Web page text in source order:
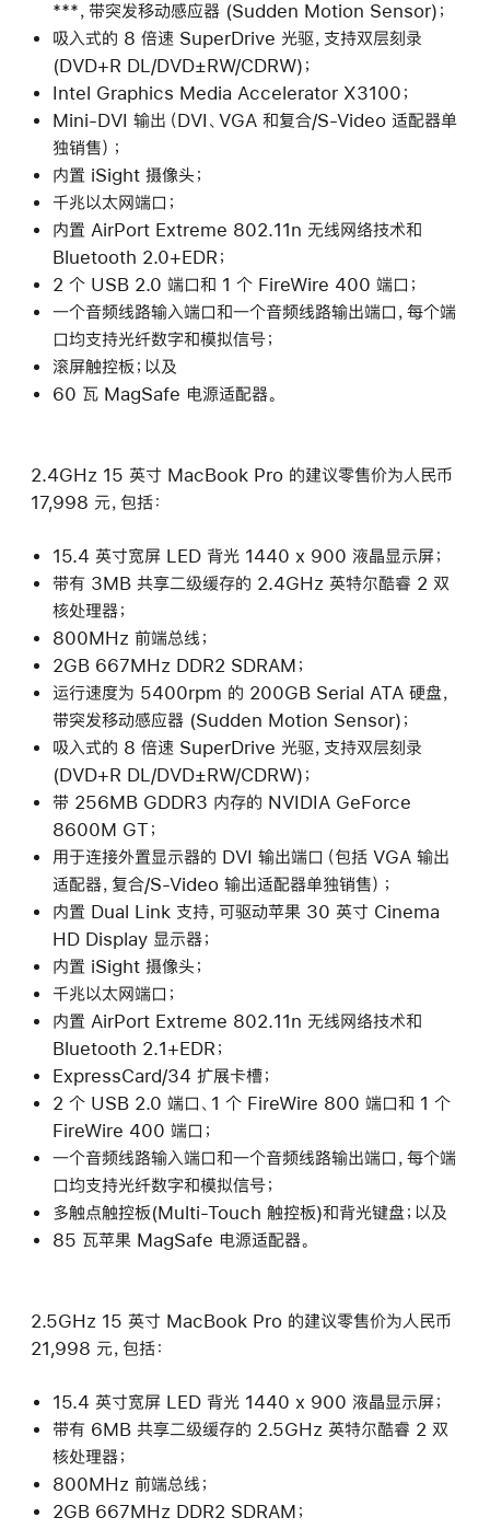
***，带突发移动感应器 (Sudden Motion Sensor)；
吸入式的 8 倍速 SuperDrive 光驱，支持双层刻录
(DVD+R DL/DVD±RW/CDRW)；
Intel Graphics Media Accelerator X3100；
Mini-DVI 输出（DVI、VGA 和复合/S-Video 适配器单
独销售）；
内置 iSight 摄像头；
千兆以太网端口；
内置 AirPort Extreme 802.11n 无线网络技术和
Bluetooth 2.0+EDR；
2 个 USB 2.0 端口和 1 个 FireWire 400 端口；
一个音频线路输入端口和一个音频线路输出端口，每个端
口均支持光纤数字和模拟信号；
滚屏触控板；以及
60 瓦 MagSafe 电源适配器。
2.4GHz 15 英寸 MacBook Pro 的建议零售价为人民币
17,998 元，包括：
15.4 英寸宽屏 LED 背光 1440 x 900 液晶显示屏；
带有 3MB 共享二级缓存的 2.4GHz 英特尔酷睿 2 双
核处理器；
800MHz 前端总线；
2GB 667MHz DDR2 SDRAM；
运行速度为 5400rpm 的 200GB Serial ATA 硬盘，
带突发移动感应器 (Sudden Motion Sensor)；
吸入式的 8 倍速 SuperDrive 光驱，支持双层刻录
(DVD+R DL/DVD±RW/CDRW)；
带 256MB GDDR3 内存的 NVIDIA GeForce
8600M GT；
用于连接外置显示器的 DVI 输出端口（包括 VGA 输出
适配器，复合/S-Video 输出适配器单独销售）；
内置 Dual Link 支持，可驱动苹果 30 英寸 Cinema
HD Display 显示器；
内置 iSight 摄像头；
千兆以太网端口；
内置 AirPort Extreme 802.11n 无线网络技术和
Bluetooth 2.1+EDR；
ExpressCard/34 扩展卡槽；
2 个 USB 2.0 端口、1 个 FireWire 800 端口和 1 个
FireWire 400 端口；
一个音频线路输入端口和一个音频线路输出端口，每个端
口均支持光纤数字和模拟信号；
多触点触控板(Multi-Touch 触控板)和背光键盘；以及
85 瓦苹果 MagSafe 电源适配器。
2.5GHz 15 英寸 MacBook Pro 的建议零售价为人民币
21,998 元，包括：
15.4 英寸宽屏 LED 背光 1440 x 900 液晶显示屏；
带有 6MB 共享二级缓存的 2.5GHz 英特尔酷睿 2 双
核处理器；
800MHz 前端总线；
2GB 667MHz DDR2 SDRAM；